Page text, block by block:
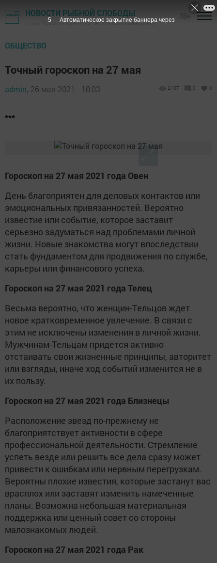
НОВОСТИ РЫБНОЙ СЛОБОДЫ
Газета "Сельские горизонты" - Рыбно-Слободский район
ОБЩЕСТВО
Точный гороскоп на 27 мая
admin, 26 мая 2021 - 10:03 2437 0 0
***
Гороскоп на 27 мая 2021 года Овен
День благоприятен для деловых контактов или
эмоциональных привязанностей. Вероятно
известие или событие, которое заставит
серьезно задуматься над проблемами личной
жизни. Новые знакомства могут впоследствии
стать фундаментом для продвижения по службе,
карьеры или финансового успеха.
Гороскоп на 27 мая 2021 года Телец
Весьма вероятно, что женщин-Тельцов ждет
новое кратковременное увлечение. В связи с
этим не исключены изменения в личной жизни.
Мужчинам-Тельцам придется активно
отстаивать свои жизненные принципы, авторитет
или взгляды, иначе ход событий изменится не в
их пользу.
Гороскоп на 27 мая 2021 года Близнецы
Расположение звезд по-прежнему не
благоприятствует активности в сфере
профессиональной деятельности. Стремление
успеть везде или решить все дела сразу может
привести к ошибкам или нервным перегрузкам.
Вероятны плохие известия, которые застанут вас
врасплох или заставят изменить намеченные
планы. Возможна небольшая материальная
поддержка или ценный совет со стороны
малознакомых людей.
Гороскоп на 27 мая 2021 года Рак
4 Автоматическое закрытие баннера через